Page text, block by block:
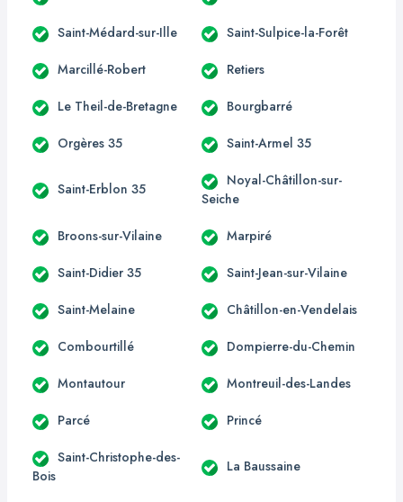
Saint-Médard-sur-Ille Saint-Sulpice-la-Forêt
Marcillé-Robert Retiers
Le Theil-de-Bretagne Bourgbarré
Orgères 35 Saint-Armel 35
Saint-Erblon 35
Noyal-Châtillon-sur-
Seiche
Broons-sur-Vilaine Marpiré
Saint-Didier 35 Saint-Jean-sur-Vilaine
Saint-Melaine Châtillon-en-Vendelais
Combourtillé Dompierre-du-Chemin
Montautour Montreuil-des-Landes
Parcé Princé
Saint-Christophe-des-
Bois
La Baussaine